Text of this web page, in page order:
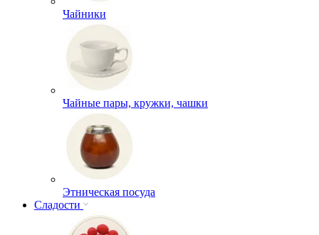
Чайники
Чайные пары, кружки, чашки
Этническая посуда
Сладости